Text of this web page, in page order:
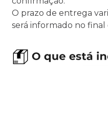
O prazo de entrega
será informado no final